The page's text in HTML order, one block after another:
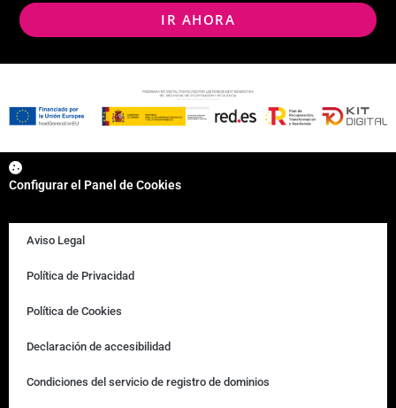
IR AHORA
Configurar el Panel de Cookies
Aviso Legal
Política de Privacidad
Política de Cookies
Declaración de accesibilidad
Condiciones del servicio de registro de dominios